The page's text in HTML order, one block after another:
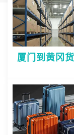
厦门到黄冈